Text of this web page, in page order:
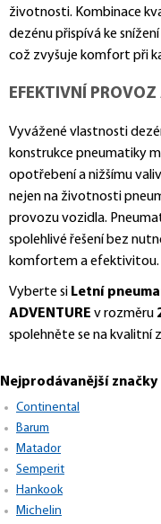
životnosti. Kombinace
dezénu přispívá ke
což zvyšuje komfort při
EFEKTIVNÍ
Vyvážené vlastnosti
konstrukce pneumatiky
opotřebení a nižšímu
nejen na životnosti
provozu vozidla.
spolehlivé řešení bez
komfortem a efektivitou.
Vyberte si Letní
ADVENTURE v rozměru
spolehněte se na kvalitní
Nejprodávanější značky
Continental
Barum
Matador
Semperit
Hankook
Michelin